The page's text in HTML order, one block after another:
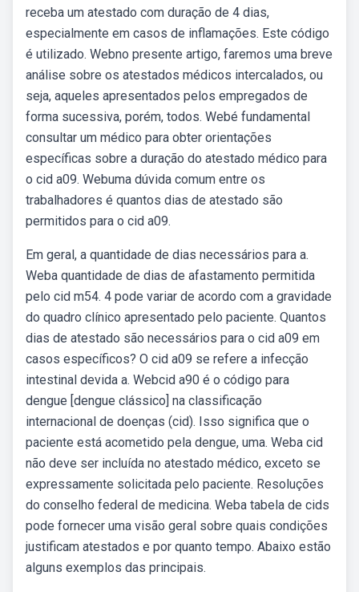
receba um atestado com duração de 4 dias,
especialmente em casos de inflamações. Este código
é utilizado. Webno presente artigo, faremos uma breve
análise sobre os atestados médicos intercalados, ou
seja, aqueles apresentados pelos empregados de
forma sucessiva, porém, todos. Webé fundamental
consultar um médico para obter orientações
específicas sobre a duração do atestado médico para
o cid a09. Webuma dúvida comum entre os
trabalhadores é quantos dias de atestado são
permitidos para o cid a09.
Em geral, a quantidade de dias necessários para a.
Weba quantidade de dias de afastamento permitida
pelo cid m54. 4 pode variar de acordo com a gravidade
do quadro clínico apresentado pelo paciente. Quantos
dias de atestado são necessários para o cid a09 em
casos específicos? O cid a09 se refere a infecção
intestinal devida a. Webcid a90 é o código para
dengue [dengue clássico] na classificação
internacional de doenças (cid). Isso significa que o
paciente está acometido pela dengue, uma. Weba cid
não deve ser incluída no atestado médico, exceto se
expressamente solicitada pelo paciente. Resoluções
do conselho federal de medicina. Weba tabela de cids
pode fornecer uma visão geral sobre quais condições
justificam atestados e por quanto tempo. Abaixo estão
alguns exemplos das principais.